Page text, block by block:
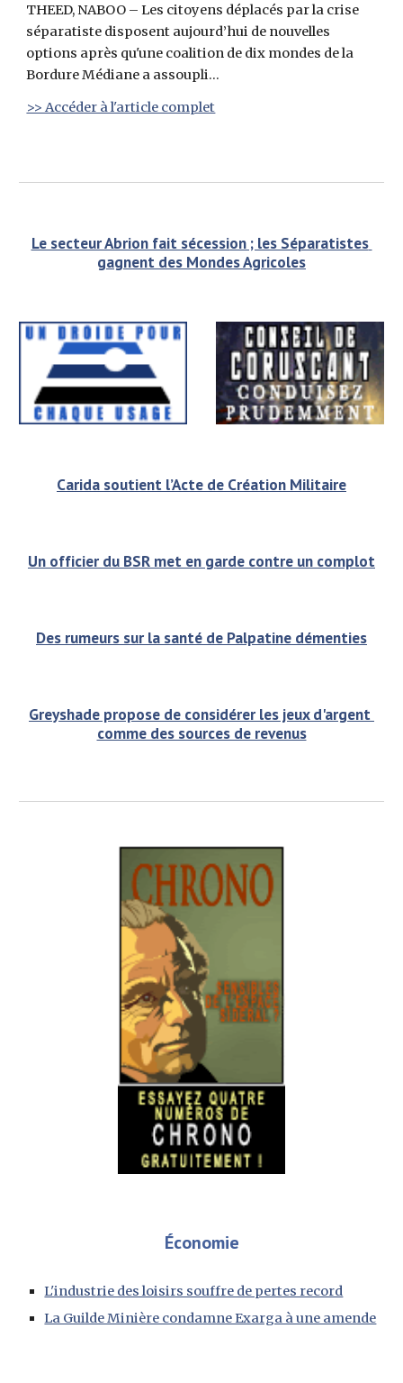
THEED, NABOO – Les citoyens déplacés par la crise
séparatiste disposent aujourd’hui de nouvelles
options après qu'une coalition de dix mondes de la
Bordure Médiane a assoupli...
>> Accéder à l'article complet
Le secteur Abrion fait sécession ; les Séparatistes
gagnent des Mondes Agricoles
Carida soutient l’Acte de Création Militaire
Un officier du BSR met en garde contre un complot
Des rumeurs sur la santé de Palpatine démenties
Greyshade propose de considérer les jeux d'argent
comme des sources de revenus
Économie
L'industrie des loisirs souffre de pertes record
La Guilde Minière condamne Exarga à une amende